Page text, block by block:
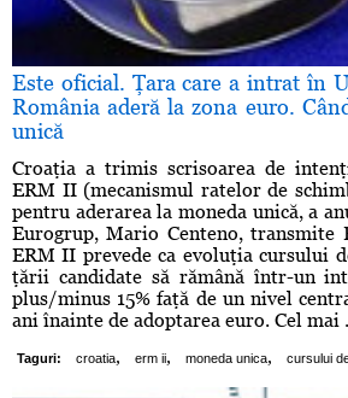
Este oficial. Ţara care a intrat în
România aderă la zona euro.
unică
Croaţia a trimis scrisoarea de
ERM II (mecanismul ratelor de
pentru aderarea la moneda unică, a
Eurogrup, Mario Centeno, transmite
ERM II prevede ca evoluţia cursului
ţării candidate să rămână într-un
plus/minus 15% faţă de un nivel
ani înainte de adoptarea euro. Cel mai
Taguri: croatia, erm ii, moneda unica, cursului